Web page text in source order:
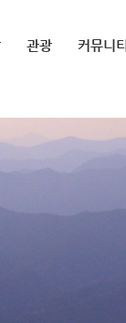
관광 커뮤니티